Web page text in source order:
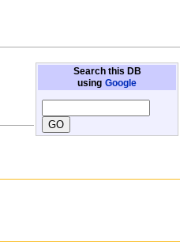
Search this DB
using Google